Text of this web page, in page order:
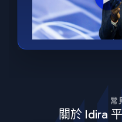
常
關於 Idira